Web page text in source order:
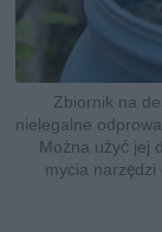
Zbiornik na
nielegalne
Można użyć jej
mycia narzędzi